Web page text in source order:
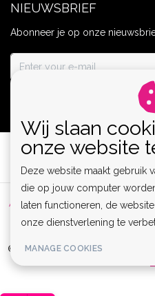
NIEUWSBRIEF
Abonneer je op onze
Algemene voorwaarden |
© Copyright 2026 - Lamor |
Wij slaan
onze website
Deze website maakt gebruik
die op jouw computer
laten functioneren, de
onze dienstverlening te
MANAGE COOKIES